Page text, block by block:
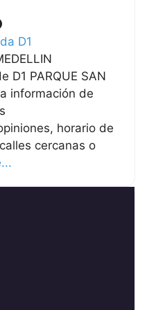
D1
D1 PARQUE SAN
información de
horario de
cercanas o